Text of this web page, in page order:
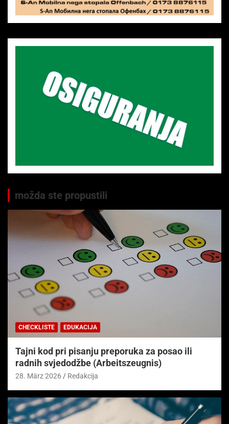
možda ste propustili
CHECKLISTE EDUKACIJA
Tajni kod pri pisanju preporuka za posao ili
radnih svjedodžbe (Arbeitszeugnis)
28. März 2026 Redakcija